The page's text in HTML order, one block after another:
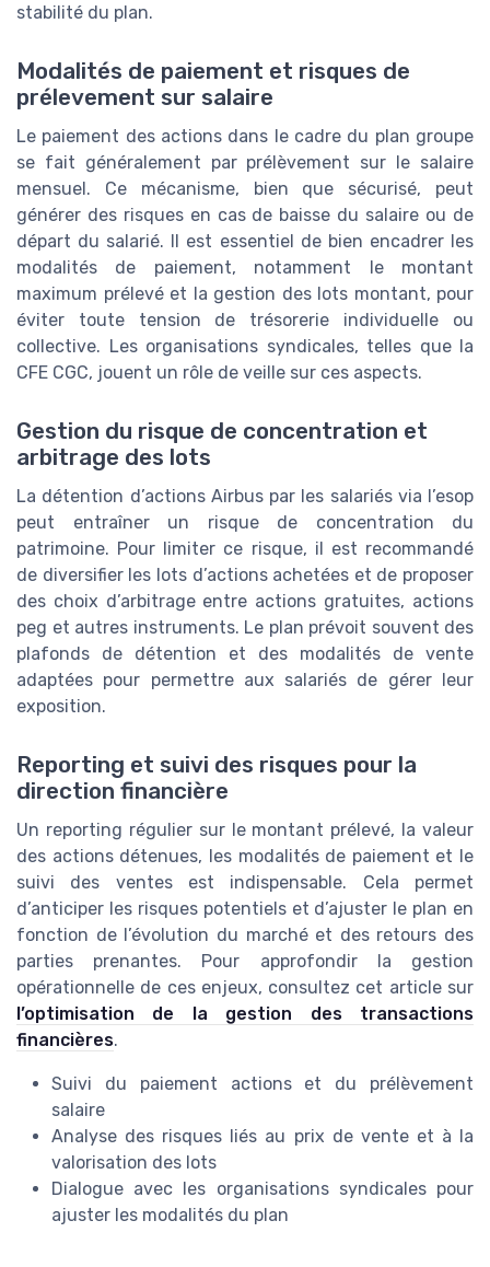
stabilité du plan.
Modalités de paiement et risques de
prélevement sur salaire
Le paiement des actions dans le cadre du plan groupe
se fait généralement par prélèvement sur le salaire
mensuel. Ce mécanisme, bien que sécurisé, peut
générer des risques en cas de baisse du salaire ou de
départ du salarié. Il est essentiel de bien encadrer les
modalités de paiement, notamment le montant
maximum prélevé et la gestion des lots montant, pour
éviter toute tension de trésorerie individuelle ou
collective. Les organisations syndicales, telles que la
CFE CGC, jouent un rôle de veille sur ces aspects.
Gestion du risque de concentration et
arbitrage des lots
La détention d’actions Airbus par les salariés via l’esop
peut entraîner un risque de concentration du
patrimoine. Pour limiter ce risque, il est recommandé
de diversifier les lots d’actions achetées et de proposer
des choix d’arbitrage entre actions gratuites, actions
peg et autres instruments. Le plan prévoit souvent des
plafonds de détention et des modalités de vente
adaptées pour permettre aux salariés de gérer leur
exposition.
Reporting et suivi des risques pour la
direction financière
Un reporting régulier sur le montant prélevé, la valeur
des actions détenues, les modalités de paiement et le
suivi des ventes est indispensable. Cela permet
d’anticiper les risques potentiels et d’ajuster le plan en
fonction de l’évolution du marché et des retours des
parties prenantes. Pour approfondir la gestion
opérationnelle de ces enjeux, consultez cet article sur
l’optimisation de la gestion des transactions
financières.
Suivi du paiement actions et du prélèvement
salaire
Analyse des risques liés au prix de vente et à la
valorisation des lots
Dialogue avec les organisations syndicales pour
ajuster les modalités du plan